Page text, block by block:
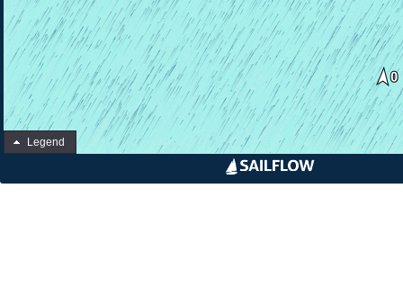
Legend